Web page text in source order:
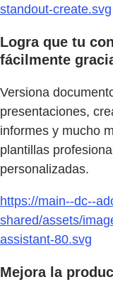
standout-create.svg
Logra que tu
fácilmente
Versiona
presentaciones,
informes y mucho
plantillas
personalizadas.
https://main--dc--
shared/assets/
assistant-80.svg
Mejora la